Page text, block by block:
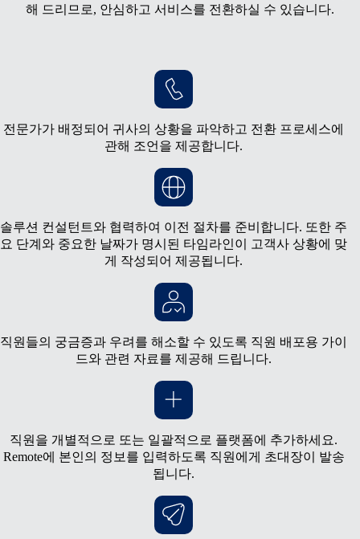
해 드리므로, 안심하고 서비스를 전환하실 수 있습니다.
전문가가 배정되어 귀사의 상황을 파악하고 전환 프로세스에
관해 조언을 제공합니다.
솔루션 컨설턴트와 협력하여 이전 절차를 준비합니다. 또한 주
요 단계와 중요한 날짜가 명시된 타임라인이 고객사 상황에 맞
게 작성되어 제공됩니다.
직원들의 궁금증과 우려를 해소할 수 있도록 직원 배포용 가이
드와 관련 자료를 제공해 드립니다.
직원을 개별적으로 또는 일괄적으로 플랫폼에 추가하세요.
Remote에 본인의 정보를 입력하도록 직원에게 초대장이 발송
됩니다.